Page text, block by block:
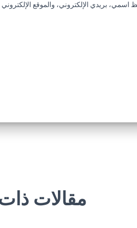
اسمي، بريدي الإلكتروني، والموقع
مقالات